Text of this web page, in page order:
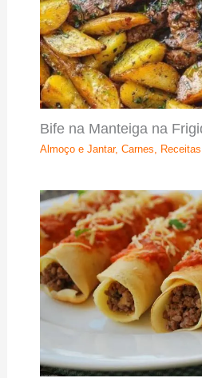
Bife na Manteiga na
Almoço e Jantar, Carnes